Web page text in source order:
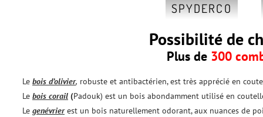
SPYDERCO
Possibilité de
Plus de 300
Le bois d’olivier, robuste et antibactérien, est très apprécié en
Le bois corail (Padouk) est un bois abondamment utilisé en
Le genévrierest un bois naturellement odorant, aux nuances de